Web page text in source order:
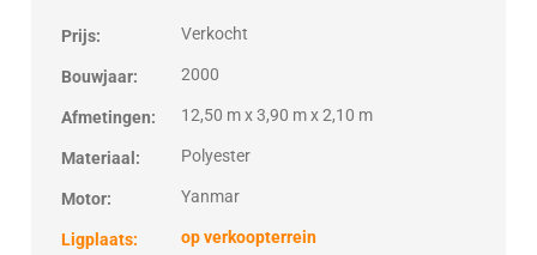
Prijs: Verkocht
Bouwjaar: 2000
Afmetingen: 12,50 m x 3,90 m x 2,10 m
Materiaal: Polyester
Motor: Yanmar
Ligplaats: op verkoopterrein